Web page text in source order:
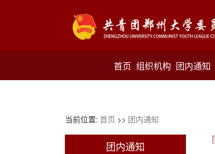
首页 组织机构 团内通知
当前位置: 首页 >> 团内通知
团内通知